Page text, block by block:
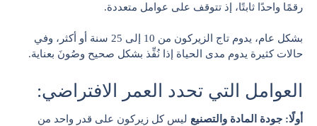
رقمًا واحدًا ثابتًا، إذ تتوقف على عوامل متعددة.
بشكل عام، يدوم تاج الزيركون من 10 إلى 25 سنة أو أكثر، وفي
حالات كثيرة يدوم مدى الحياة إذا نُفِّذ بشكل صحيح وصُونَ بعناية.
العوامل التي تحدد العمر الافتراضي:
أولًا: جودة المادة والتصنيع ليس كل زيركون على قدر واحد من